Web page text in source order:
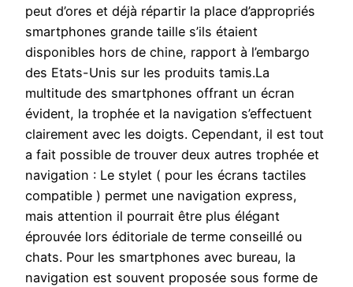
peut d’ores et déjà répartir la place d’appropriés
smartphones grande taille s’ils étaient
disponibles hors de chine, rapport à l’embargo
des Etats-Unis sur les produits tamis.La
multitude des smartphones offrant un écran
évident, la trophée et la navigation s’effectuent
clairement avec les doigts. Cependant, il est tout
a fait possible de trouver deux autres trophée et
navigation : Le stylet ( pour les écrans tactiles
compatible ) permet une navigation express,
mais attention il pourrait être plus élégant
éprouvée lors éditoriale de terme conseillé ou
chats. Pour les smartphones avec bureau, la
navigation est souvent proposée sous forme de